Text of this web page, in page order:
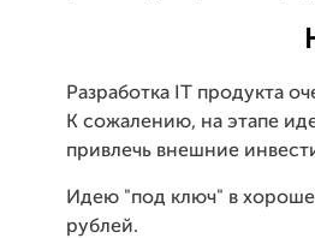
Разработка IT продукта
К сожалению, на этапе
привлечь внешние
Идею "под ключ" в
рублей.